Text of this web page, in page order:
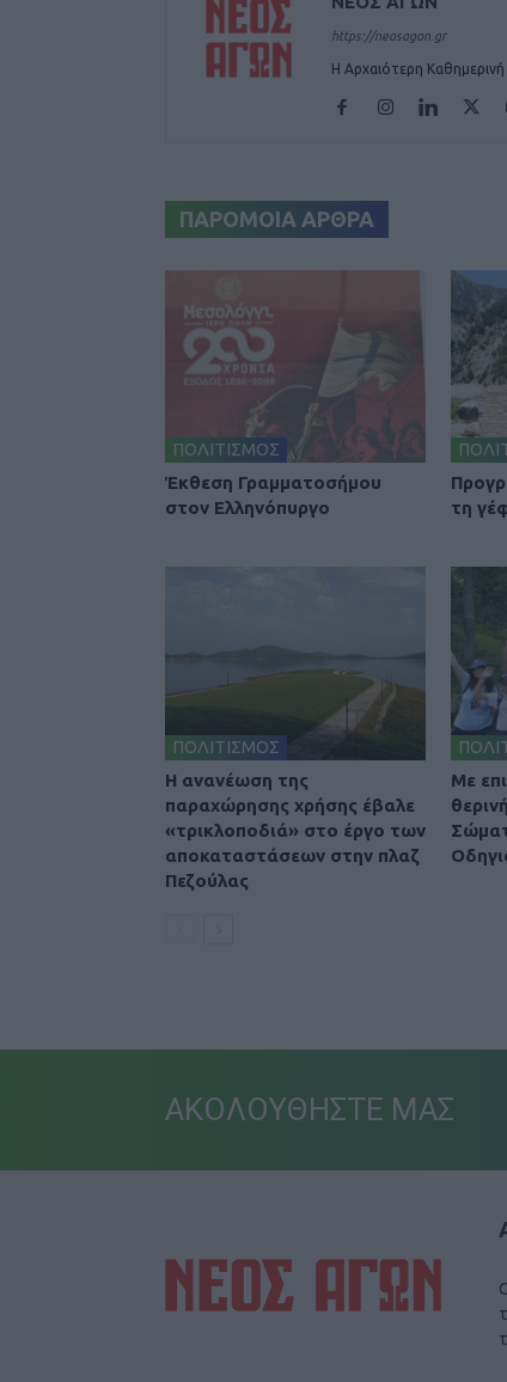
https://neosagon.gr
Η Αρχαιότερη
ΠΑΡΟΜΟΙΑ ΑΡΘΡΑ
ΠΟΛΙΤΙΣΜΟΣ
Έκθεση Γραμματοσήμου
στον Ελληνόπυργο
τη
ΠΟΛΙΤΙΣΜΟΣ
Η ανανέωση της
παραχώρησης χρήσης έβαλε
«τρικλοποδιά» στο έργο των
αποκαταστάσεων στην πλαζ
Πεζούλας
Με
ΑΚΟΛΟΥΘΗΣΤΕ ΜΑΣ